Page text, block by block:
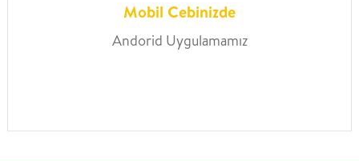
Mobil Cebinizde
Andorid Uygulamamız